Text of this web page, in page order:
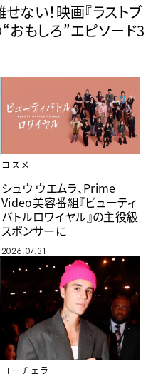
ない！映画『ラストブ
“おもしろ”エピソード3
コスメ
シュウ ウエムラ、Prime
Video美容番組『ビューティ
バトルロワイヤル』の主役級
スポンサーに
2026.07.31
コーチェラ